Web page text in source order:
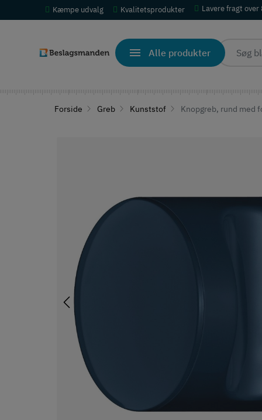
Kæmpe udvalg Kvalitetsprodukter Lavere fragt
Alle produkter
Forside Greb Kunststof Knopgreb, rund med